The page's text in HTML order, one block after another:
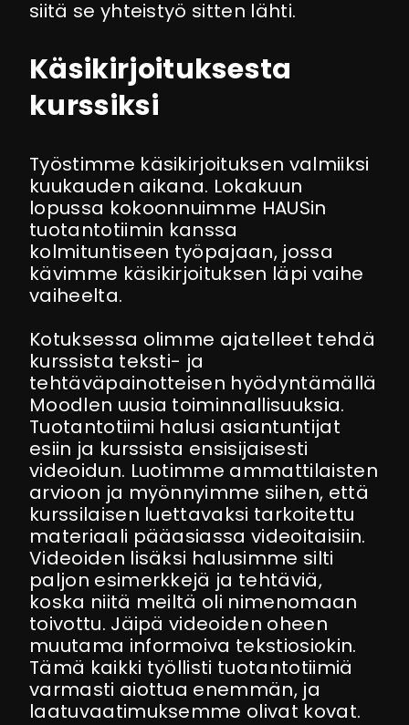
siitä se yhteistyö sitten lähti.
Käsikirjoituksesta
kurssiksi
Työstimme käsikirjoituksen valmiiksi
kuukauden aikana. Lokakuun
lopussa kokoonnuimme HAUSin
tuotantotiimin kanssa
kolmituntiseen työpajaan, jossa
kävimme käsikirjoituksen läpi vaihe
vaiheelta.
Kotuksessa olimme ajatelleet tehdä
kurssista teksti- ja
tehtäväpainotteisen hyödyntämällä
Moodlen uusia toiminnallisuuksia.
Tuotantotiimi halusi asiantuntijat
esiin ja kurssista ensisijaisesti
videoidun. Luotimme ammattilaisten
arvioon ja myönnyimme siihen, että
kurssilaisen luettavaksi tarkoitettu
materiaali pääasiassa videoitaisiin.
Videoiden lisäksi halusimme silti
paljon esimerkkejä ja tehtäviä,
koska niitä meiltä oli nimenomaan
toivottu. Jäipä videoiden oheen
muutama informoiva tekstiosiokin.
Tämä kaikki työllisti tuotantotiimiä
varmasti aiottua enemmän, ja
laatuvaatimuksemme olivat kovat.